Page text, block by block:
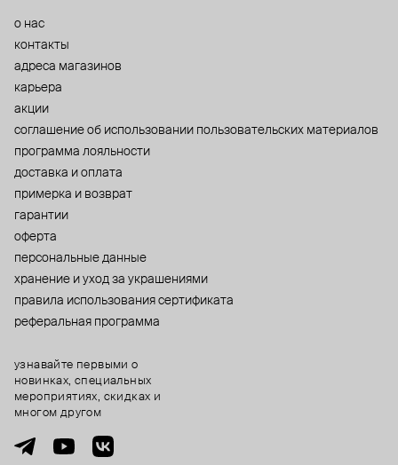
о нас
контакты
адреса магазинов
карьера
акции
cоглашение об использовании пользовательских материалов
программа лояльности
доставка и оплата
примерка и возврат
гарантии
оферта
персональные данные
хранение и уход за украшениями
правила использования сертификата
реферальная программа
узнавайте первыми о
новинках, специальных
мероприятиях, скидках и
многом другом